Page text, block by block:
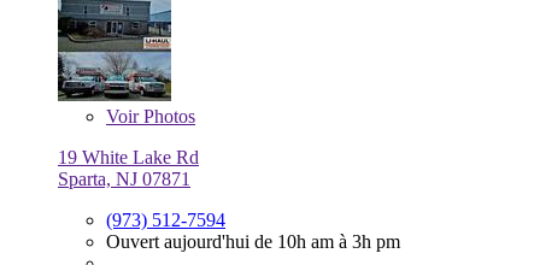
VoirPhotos
19 White Lake Rd
Sparta, NJ 07871
(973) 512-7594
Ouvert aujourd'hui de 10h am à 3h pm